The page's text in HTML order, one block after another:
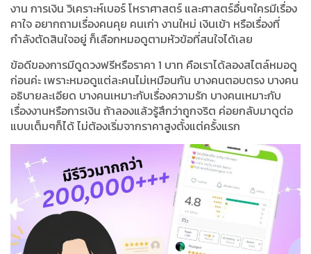
งาน การเงิน วิเคราะห์เบอร์ โหราศาสตร์ และศาสตร์อื่นๆใครมีเรื่อง
คาใจ อยากถามเรื่องคนคุย คนเก่า งานใหม่ เงินเข้า หรือเรื่องที่
กำลังตัดสินใจอยู่ ก็เลือกหมอดูตามหัวข้อที่สนใจได้เลย
ข้อดีของการมีดูดวงฟรีหรือราคา 1 บาท คือเราได้ลองสไตล์หมอดู
ก่อนค่ะ เพราะหมอดูแต่ละคนไม่เหมือนกัน บางคนตอบตรง บางคน
อธิบายละเอียด บางคนเหมาะกับเรื่องความรัก บางคนเหมาะกับ
เรื่องงานหรือการเงิน ถ้าลองแล้วรู้สึกว่าถูกจริต ค่อยกลับมาดูต่อ
แบบเต็มๆก็ได้ ไม่ต้องเริ่มจากราคาสูงตั้งแต่ครั้งแรก